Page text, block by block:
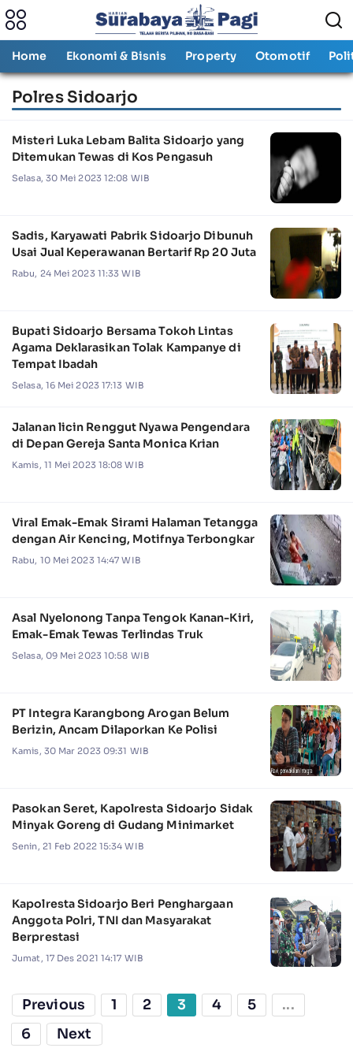
Home Ekonomi & Bisnis Property Otomotif
Polres Sidoarjo
Misteri Luka Lebam Balita Sidoarjo yang
Ditemukan Tewas di Kos Pengasuh
Selasa, 30 Mei 2023 12:08 WIB
Sadis, Karyawati Pabrik Sidoarjo Dibunuh
Usai Jual Keperawanan Bertarif Rp 20 Juta
Rabu, 24 Mei 2023 11:33 WIB
Bupati Sidoarjo Bersama Tokoh Lintas
Agama Deklarasikan Tolak Kampanye di
Tempat Ibadah
Selasa, 16 Mei 2023 17:13 WIB
Jalanan licin Renggut Nyawa Pengendara
di Depan Gereja Santa Monica Krian
Kamis, 11 Mei 2023 18:08 WIB
Viral Emak-Emak Sirami Halaman Tetangga
dengan Air Kencing, Motifnya Terbongkar
Rabu, 10 Mei 2023 14:47 WIB
Asal Nyelonong Tanpa Tengok Kanan-Kiri,
Emak-Emak Tewas Terlindas Truk
Selasa, 09 Mei 2023 10:58 WIB
PT Integra Karangbong Arogan Belum
Berizin, Ancam Dilaporkan Ke Polisi
Kamis, 30 Mar 2023 09:31 WIB
Pasokan Seret, Kapolresta Sidoarjo Sidak
Minyak Goreng di Gudang Minimarket
Senin, 21 Feb 2022 15:34 WIB
Kapolresta Sidoarjo Beri Penghargaan
Anggota Polri, TNI dan Masyarakat
Berprestasi
Jumat, 17 Des 2021 14:17 WIB
Previous 1 2 3 4 5
...
6
Next